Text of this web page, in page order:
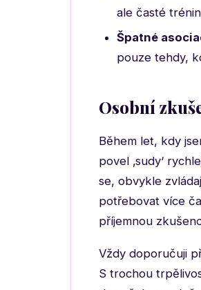
ale časté
Špatné
pouze tehdy,
Osobní
Během let, kdy
povel ‚sudy‘
se, obvykle
potřebovat více
příjemnou
Vždy doporučuji
S trochou